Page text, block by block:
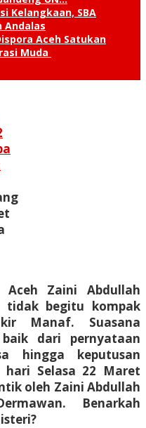
Kelangkaan, SBA
Andalas
Aceh Satukan
Muda
Aceh Zaini Abdullah
tidak begitu kompak
Manaf. Suasana
dari pernyataan
hingga keputusan
Selasa 22 Maret
oleh Zaini Abdullah
Benarkah